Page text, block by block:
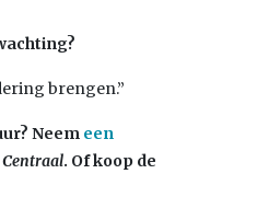
brengen.”
Neem een
Centraal. Of koop de